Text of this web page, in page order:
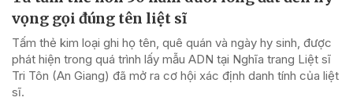
vọng gọi đúng tên liệt sĩ
Tấm thẻ kim loại ghi họ tên, quê quán và ngày hy sinh, được
phát hiện trong quá trình lấy mẫu ADN tại Nghĩa trang Liệt sĩ
Tri Tôn (An Giang) đã mở ra cơ hội xác định danh tính của liệt
sĩ.